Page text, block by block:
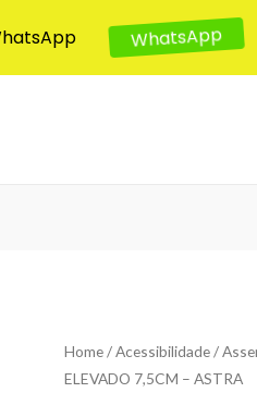
Home/Acessibilidade/
ELEVADO 7,5CM – ASTRA
WhatsApp